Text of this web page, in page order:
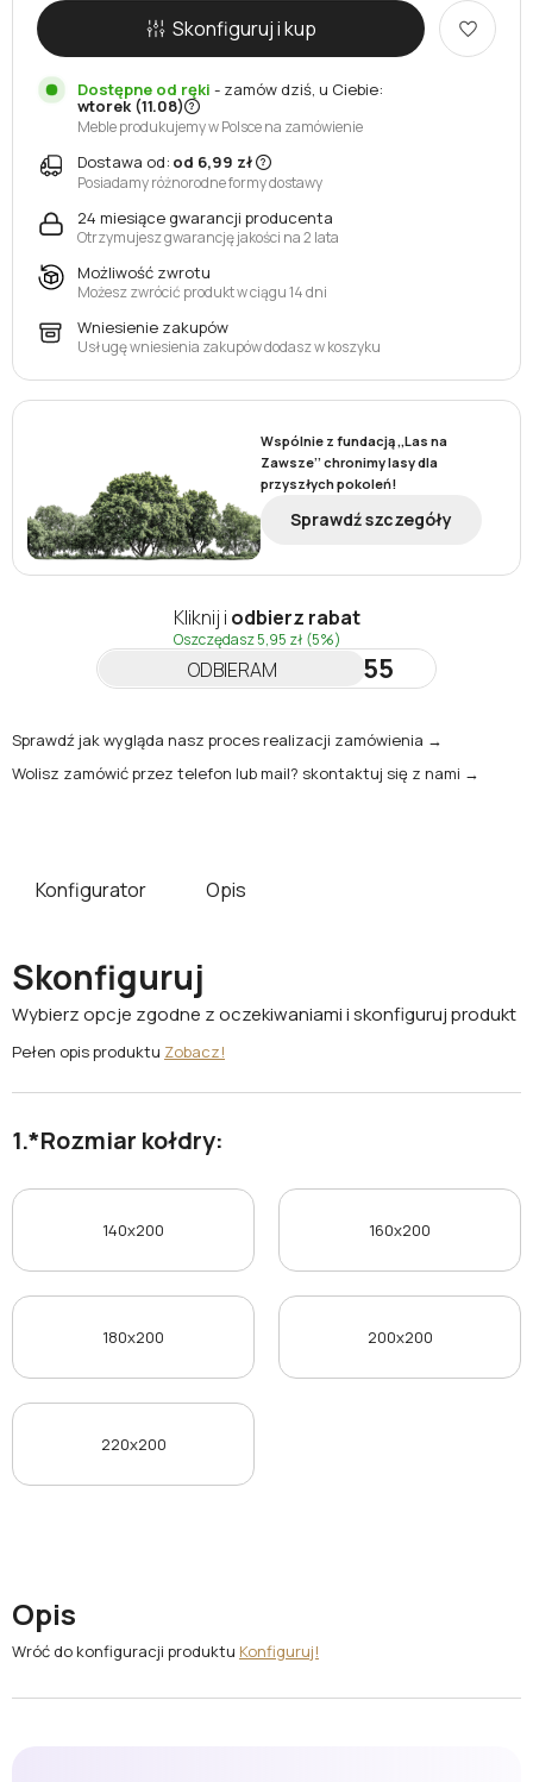
Skonfiguruj i kup
Dostępne od ręki - zamów dziś, u Ciebie:
wtorek (11.08)
Meble produkujemy w Polsce na zamówienie
Dostawa od: od 6,99 zł
Posiadamy różnorodne formy dostawy
24 miesiące gwarancji producenta
Otrzymujesz gwarancję jakości na 2 lata
Możliwość zwrotu
Możesz zwrócić produkt w ciągu 14 dni
Wniesienie zakupów
Usługę wniesienia zakupów dodasz w koszyku
Wspólnie z fundacją ,,Las na
Zawsze’’ chronimy lasy dla
przyszłych pokoleń!
Sprawdź szczegóły
Kliknij i odbierz rabat
Oszczędasz5,95 zł (5%)
ODBIERAM
NEWSLETTER55
Sprawdź jak wygląda nasz proces realizacji zamówienia →
Wolisz zamówić przez telefon lub mail? skontaktuj się z nami →
Konfigurator Opis
Skonfiguruj
Wybierz opcje zgodne z oczekiwaniami i skonfiguruj produkt
Pełen opis produktu Zobacz!
*Rozmiar kołdry:
140x200 160x200
180x200 200x200
220x200
Opis
Wróć do konfiguracji produktu Konfiguruj!